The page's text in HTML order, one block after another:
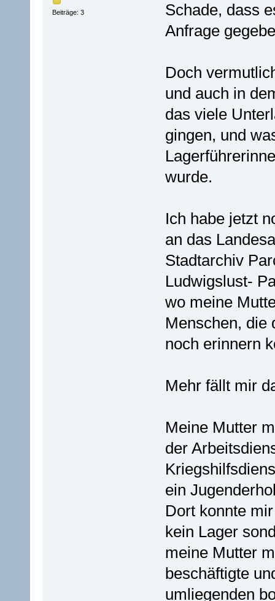
Beiträge: 3
Schade, dass
Anfrage
Doch
und auch in
das viele
gingen, und
wurde.
Ich habe jetzt
an das
Stadtarchiv
Ludwigslust-
wo meine
Menschen, die
noch erinnern
Mehr fällt mir
Meine Mutter
der
ein
Dort konnte
kein Lager
meine Mutter
beschäftigte
umliegenden